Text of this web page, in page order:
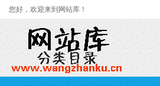
您好，欢迎来到网站库！